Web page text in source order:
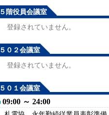
５階役員会議室
登録されていません。
５０２会議室
登録されていません。
５０１会議室
09:00 ～ 24:00